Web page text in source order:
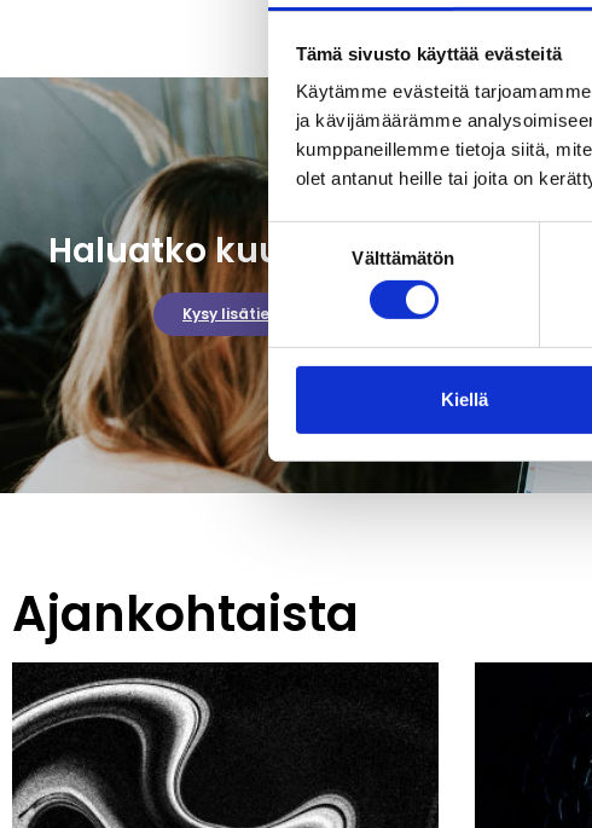
Tämä sivusto käyttää evästeitä
Käytämme evästeitä
ja kävijämäärämme
kumppaneillemme tietoja siitä,
olet antanut heille tai joita on
valinta
Välttämätön
Kiellä
Haluatko kuulla lisää?
Kysy lisätietoja
Ajankohtaista